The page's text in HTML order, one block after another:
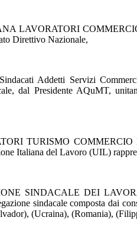
COMMERCIO,
Direttivo Nazionale,
Addetti Servizi
dal Presidente AQuMT,
TURISMO COMMERCIO E
Italiana del Lavoro (UIL)
SINDACALE DEI
sindacale composta dai
(Ucraina), (Romania),